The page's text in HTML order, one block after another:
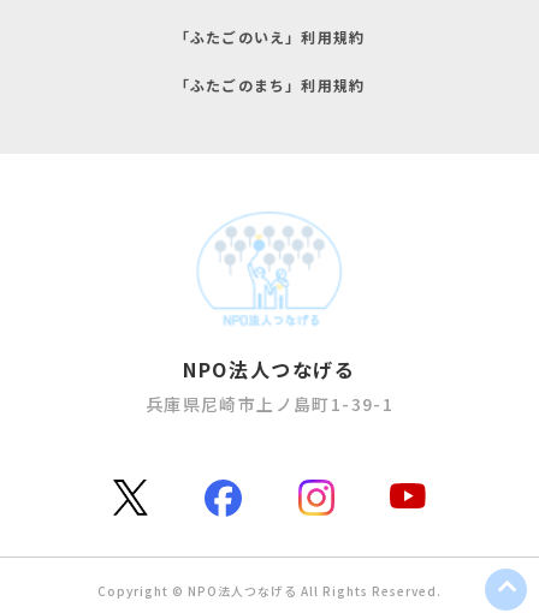
「ふたごのいえ」利用規約
「ふたごのまち」利用規約
NPO法人つなげる
兵庫県尼崎市上ノ島町1-39-1
Copyright © NPO法人つなげる All Rights Reserved.​